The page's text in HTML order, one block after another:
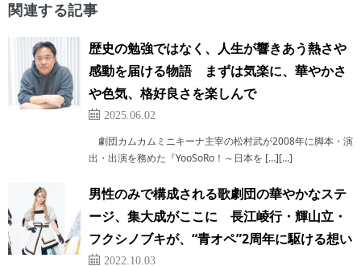
関連する記事
歴史の勉強ではなく、人生が響きあう熱さや
感動を届ける物語 まずは気楽に、華やかさ
や色気、格好良さを楽しんで
2025.06.02
劇団カムカムミニキーナ主宰の松村武が2008年に脚本・演
出・出演を務めた『YooSoRo！～日本を […][…]
男性のみで構成される歌劇団の華やかなステ
ージ、集大成がここに 長江崚行・輝山立・
フクシノブキが、“青オペ”2周年に駆ける想い
2022.10.03